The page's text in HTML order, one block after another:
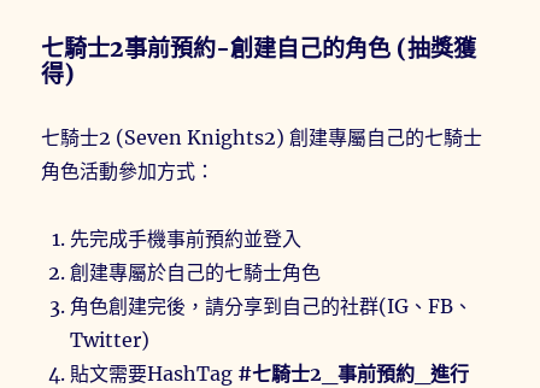
七騎士2事前預約-創建自己的角色 (抽獎獲
得)
七騎士2 (Seven Knights2) 創建專屬自己的七騎士
角色活動參加方式：
先完成手機事前預約並登入
創建專屬於自己的七騎士角色
角色創建完後，請分享到自己的社群(IG、FB、
Twitter)
貼文需要HashTag #七騎士2_事前預約_進行